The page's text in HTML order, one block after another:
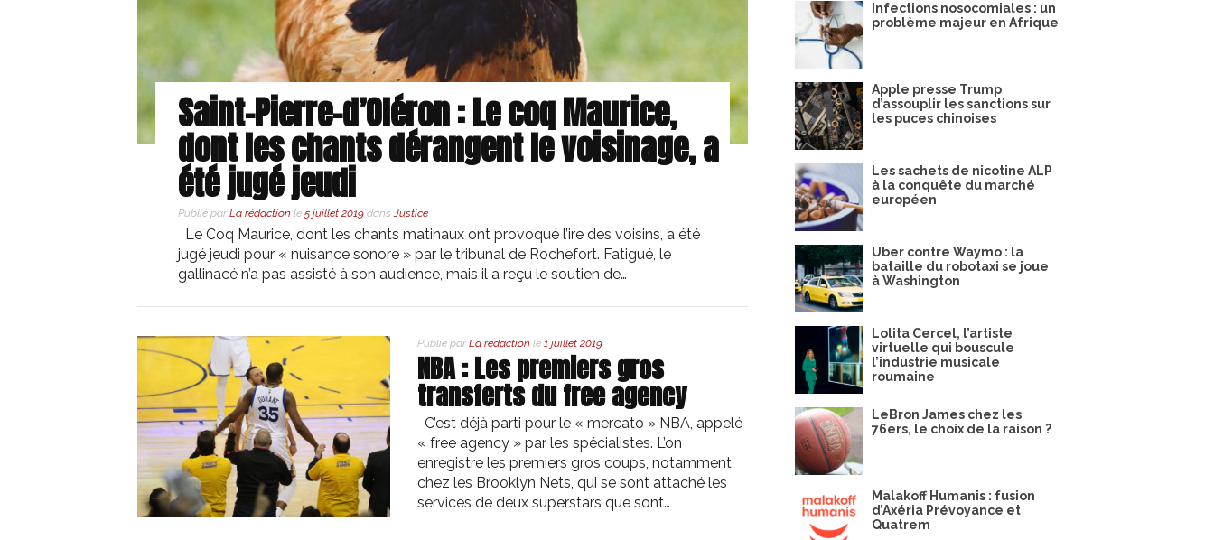
Saint-Pierre-d’Oléron : Le coq Maurice,
dont les chants dérangent le voisinage, a
été jugé jeudi
Publié par La rédaction le 5 juillet 2019 dansJustice
Le Coq Maurice, dont les chants matinaux ont provoqué l’ire des voisins, a été
jugé jeudi pour « nuisance sonore » par le tribunal de Rochefort. Fatigué, le
gallinacé n’a pas assisté à son audience, mais il a reçu le soutien de…
Publié par La rédaction le 1 juillet 2019
NBA : Les premiers gros
transferts du free agency
C’est déjà parti pour le « mercato » NBA, appelé
« free agency » par les spécialistes. L’on
enregistre les premiers gros coups, notamment
chez les Brooklyn Nets, qui se sont attaché les
services de deux superstars que sont…
Infections nosocomiales : un
problème majeur en Afrique
Apple presse Trump
d’assouplir les sanctions sur
les puces chinoises
Les sachets de nicotine ALP
à la conquête du marché
européen
Uber contre Waymo : la
bataille du robotaxi se joue
à Washington
Lolita Cercel, l’artiste
virtuelle qui bouscule
l’industrie musicale
roumaine
LeBron James chez les
76ers, le choix de la raison ?
Malakoff Humanis : fusion
d’Axéria Prévoyance et
Quatrem